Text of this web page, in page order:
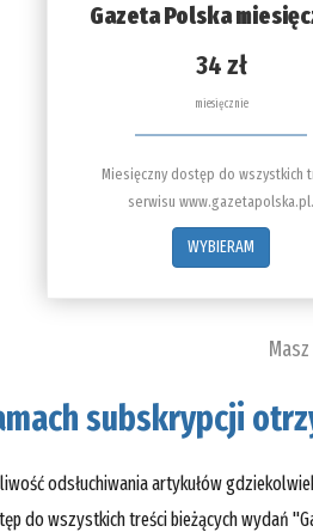
Gazeta Polska
34 zł
miesięcznie
Miesięczny dostęp do wszystkich
serwisu www.gazetapolska.pl.
WYBIERAM
subskrypcji
odsłuchiwania artykułów
do wszystkich treści bieżących wydań